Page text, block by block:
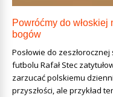
Powróćmy do włoskiej
bogów
Posłowie do
futbolu Rafał Stec
zarzucać polskiemu
przyszłości, ale przykład